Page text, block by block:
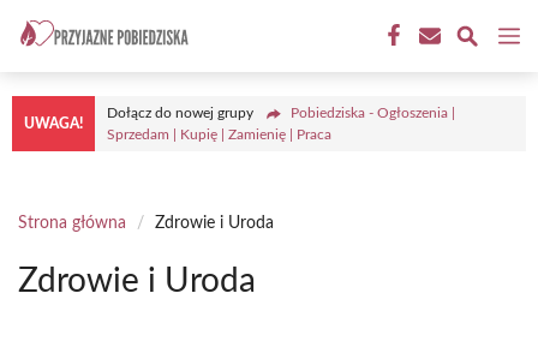
treści
UWAGA!
Dołącz do nowej grupy
Pobiedziska - Ogłoszenia |
Sprzedam | Kupię | Zamienię | Praca
Strona główna / Zdrowie i Uroda
Zdrowie i Uroda